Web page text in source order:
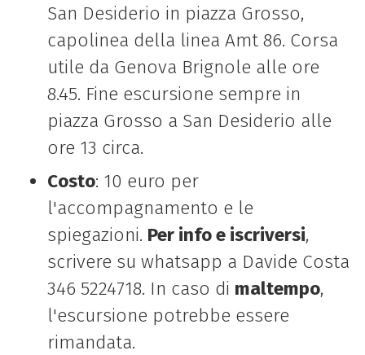
San Desiderio in piazza Grosso,
capolinea della linea Amt 86. Corsa
utile da Genova Brignole alle ore
8.45. Fine escursione sempre in
piazza Grosso a San Desiderio alle
ore 13 circa.
Costo: 10 euro per
l'accompagnamento e le
spiegazioni. Per info e iscriversi,
scrivere su whatsapp a Davide Costa
346 5224718. In caso di maltempo,
l'escursione potrebbe essere
rimandata.